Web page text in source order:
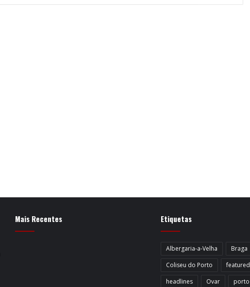
Mais Recentes Etiquetas
Albergaria-a-Velha
Braga
Coliseu do Porto
featured
headlines
Ovar porto